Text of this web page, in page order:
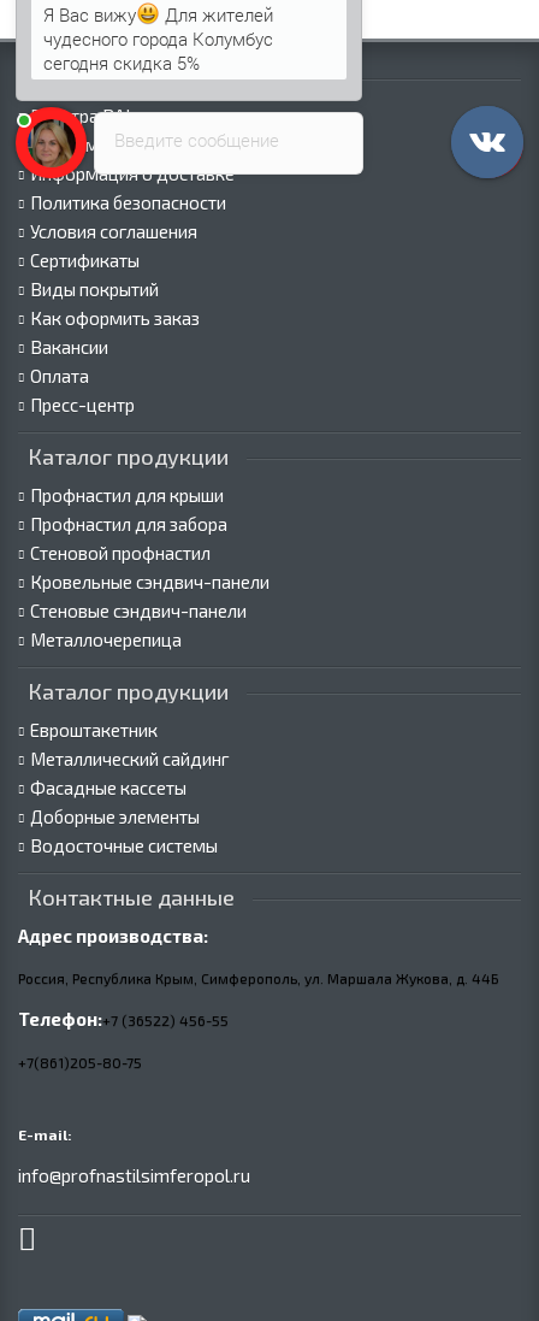
Информация
Палитра RAL
Информация о компании
Информация о доставке
Политика безопасности
Условия соглашения
Сертификаты
Виды покрытий
Как оформить заказ
Вакансии
Оплата
Пресс-центр
Каталог продукции
Профнастил для крыши
Профнастил для забора
Стеновой профнастил
Кровельные сэндвич-панели
Стеновые сэндвич-панели
Металлочерепица
Каталог продукции
Евроштакетник
Металлический сайдинг
Фасадные кассеты
Доборные элементы
Водосточные системы
Контактные данные
Адрес производства:
Россия, Республика Крым, Симферополь, ул. Маршала Жукова, д. 44Б
Телефон:+7 (36522) 456-55
+7(861)205-80-75
E-mail:
info@profnastilsimferopol.ru
Введите сообщение
Я Вас вижу
Для жителей
чудесного города Колумбус
сегодня скидка 5%